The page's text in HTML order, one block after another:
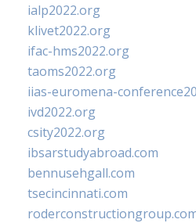
ialp2022.org
klivet2022.org
ifac-hms2022.org
taoms2022.org
iias-euromena-
ivd2022.org
csity2022.org
ibsarstudyabroad.com
bennusehgall.com
tsecincinnati.com